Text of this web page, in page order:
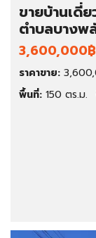
ขายบ้านเดี่
ตำบลบางพ
3,600,000฿
ราคาขาย:
พื้นที่: 150 ตร.ม.